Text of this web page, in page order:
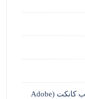
آموزش رفع مشکل تایپ فارسی در ادوب کانکت (Adobe